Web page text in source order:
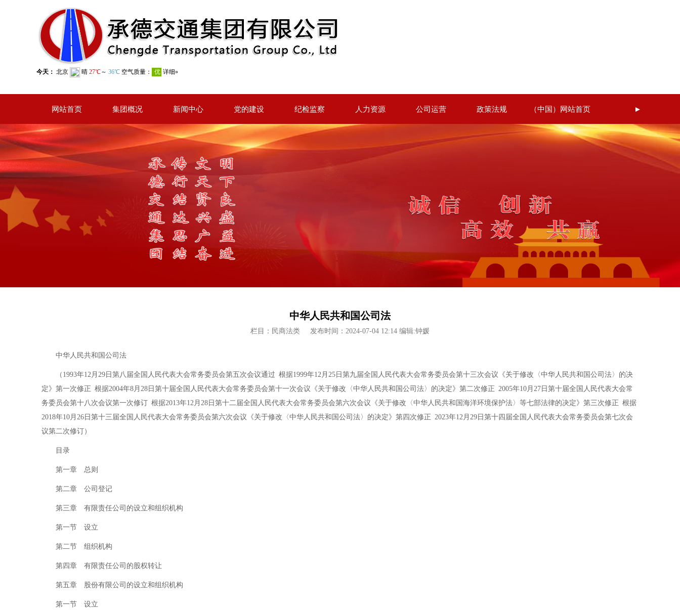
网站首页 集团概况 新闻中心 党的建设 纪检监察 人力资源 公司运营 政策法规 （中国）网站首页 ►
中华人民共和国公司法
栏目：民商法类 发布时间：2024-07-04 12:14 编辑:钟媛
中华人民共和国公司法
（1993年12月29日第八届全国人民代表大会常务委员会第五次会议通过 根据1999年12月25日第九届全国人民代表大会常务委员会第十三次会议《关于修改〈中华人民共和国公司法〉的决
定》第一次修正 根据2004年8月28日第十届全国人民代表大会常务委员会第十一次会议《关于修改〈中华人民共和国公司法〉的决定》第二次修正 2005年10月27日第十届全国人民代表大会常
务委员会第十八次会议第一次修订 根据2013年12月28日第十二届全国人民代表大会常务委员会第六次会议《关于修改〈中华人民共和国海洋环境保护法〉等七部法律的决定》第三次修正 根据
2018年10月26日第十三届全国人民代表大会常务委员会第六次会议《关于修改〈中华人民共和国公司法〉的决定》第四次修正 2023年12月29日第十四届全国人民代表大会常务委员会第七次会
议第二次修订）
目录
第一章 总则
第二章 公司登记
第三章 有限责任公司的设立和组织机构
第一节 设立
第二节 组织机构
第四章 有限责任公司的股权转让
第五章 股份有限公司的设立和组织机构
第一节 设立